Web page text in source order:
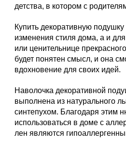
детства, в котором с
Купить декоративную
изменения стиля дома, а и
или ценительнице
будет понятен смысл, и она
вдохновение для своих идей.
Наволочка декоративной
выполнена из натурального
синтепухом. Благодаря этим
использоваться в доме с
лен являются